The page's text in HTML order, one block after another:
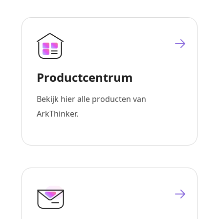
Productcentrum
Bekijk hier alle producten van
ArkThinker.